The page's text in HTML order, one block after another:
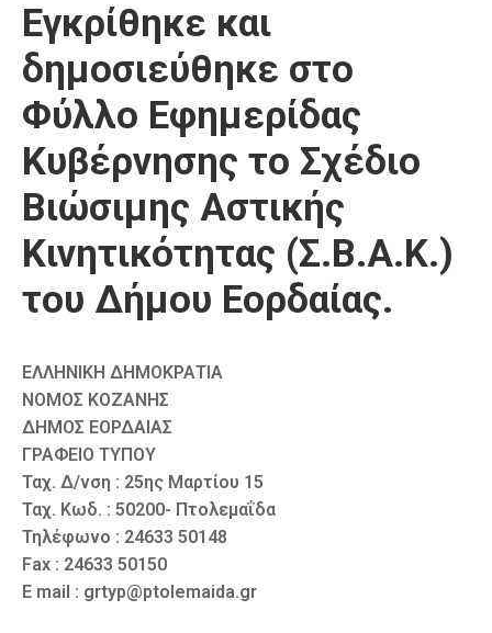
Εγκρίθηκε και
δημοσιεύθηκε στο
Φύλλο Εφημερίδας
Κυβέρνησης το Σχέδιο
Βιώσιμης Αστικής
Κινητικότητας (Σ.Β.Α.Κ.)
του Δήμου Εορδαίας.
ΕΛΛΗΝΙΚΗ ΔΗΜΟΚΡΑΤΙΑ
ΝΟΜΟΣ ΚΟΖΑΝΗΣ
ΔΗΜΟΣ ΕΟΡΔΑΙΑΣ
ΓΡΑΦΕΙΟ ΤΥΠΟΥ
Ταχ. Δ/νση : 25ης Μαρτίου 15
Ταχ. Κωδ. : 50200- Πτολεμαΐδα
Τηλέφωνο : 24633 50148
Fax : 24633 50150
E mail : grtyp@ptolemaida.gr